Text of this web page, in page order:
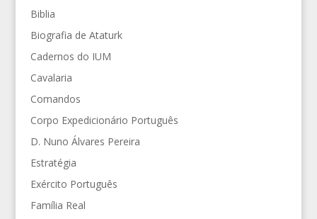
Biblia
Biografia de Ataturk
Cadernos do IUM
Cavalaria
Comandos
Corpo Expedicionário Português
D. Nuno Álvares Pereira
Estratégia
Exército Português
Família Real